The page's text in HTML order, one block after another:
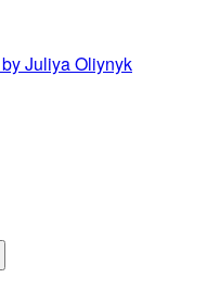
Juliya Oliynyk